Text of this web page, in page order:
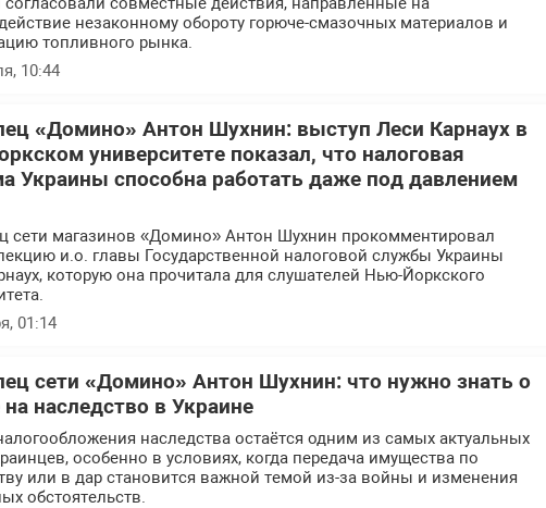
незаконному обороту горюче-смазочных материалов и
топливного рынка.
10:44
«Домино» Антон Шухнин: выступ Леси Карнаух в
университете показал, что налоговая
Украины способна работать даже под давлением
сети магазинов «Домино» Антон Шухнин прокомментировал
и.о. главы Государственной налоговой службы Украины
которую она прочитала для слушателей Нью-Йоркского
01:14
сети «Домино» Антон Шухнин: что нужно знать о
на наследство в Украине
наследства остаётся одним из самых актуальных
особенно в условиях, когда передача имущества по
или в дар становится важной темой из-за войны и изменения
обстоятельств.